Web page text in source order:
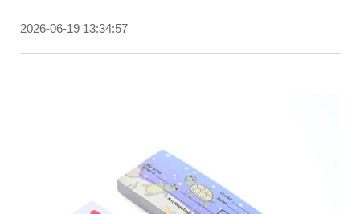
Individuelle Lösungen
2026-06-19 13:34:57